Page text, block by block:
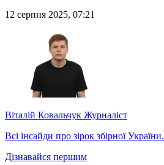
12 серпня 2025, 07:21
Віталій Ковальчук Журналіст
Всі інсайди про зірок збірної України.
Дізнавайся першим